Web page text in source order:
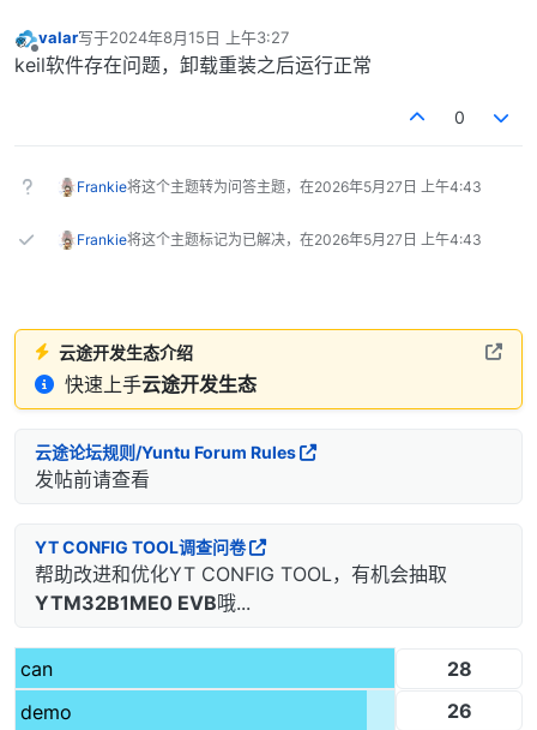
离线
valar写于2024年8月15日 上午3:27
最后由 编辑
keil软件存在问题，卸载重装之后运行正常
0
Frankie将这个主题转为问答主题，在2026年5月27日 上午4:43
Frankie将这个主题标记为已解决，在2026年5月27日 上午4:43
云途开发生态介绍
快速上手云途开发生态
云途论坛规则/Yuntu Forum Rules
发帖前请查看
YT CONFIG TOOL调查问卷
帮助改进和优化YT CONFIG TOOL，有机会抽取
YTM32B1ME0 EVB哦...
can
28
demo
26